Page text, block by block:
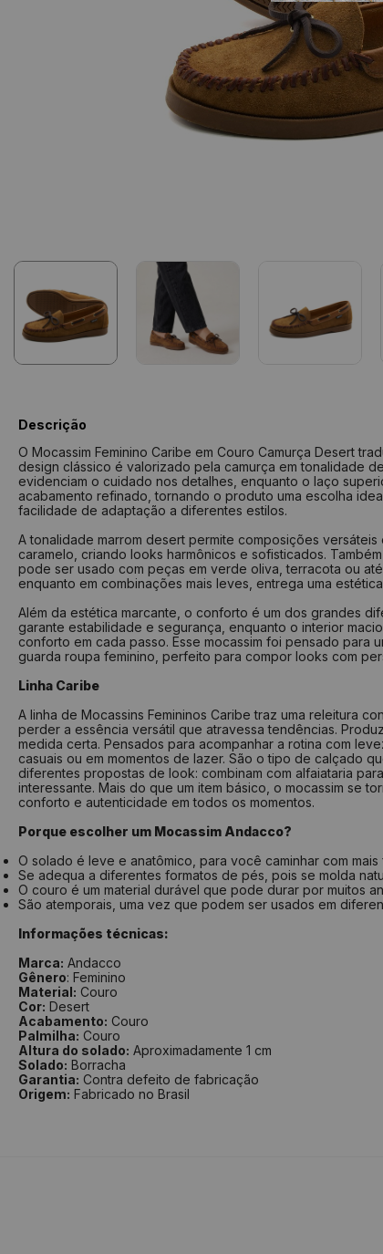
Descrição
O Mocassim Feminino Caribe em Couro Camurça Desert
design clássico é valorizado pela camurça em tonalidade
evidenciam o cuidado nos detalhes, enquanto o laço
acabamento refinado, tornando o produto uma escolha
facilidade de adaptação a diferentes estilos.
A tonalidade marrom desert permite composições
caramelo, criando looks harmônicos e sofisticados.
pode ser usado com peças em verde oliva, terracota ou
enquanto em combinações mais leves, entrega uma
Além da estética marcante, o conforto é um dos grandes
garante estabilidade e segurança, enquanto o interior
conforto em cada passo. Esse mocassim foi pensado
guarda roupa feminino, perfeito para compor looks com
Linha Caribe
A linha de Mocassins Femininos Caribe traz uma releitura
perder a essência versátil que atravessa tendências.
medida certa. Pensados para acompanhar a rotina com
casuais ou em momentos de lazer. São o tipo de calçado
diferentes propostas de look: combinam com alfaiataria
interessante. Mais do que um item básico, o mocassim se
conforto e autenticidade em todos os momentos.
Porque escolher um Mocassim Andacco?
O solado é leve e anatômico, para você caminhar com
Se adequa a diferentes formatos de pés, pois se molda
O couro é um material durável que pode durar por muitos
São atemporais, uma vez que podem ser usados em
Informações técnicas:
Marca: Andacco
Gênero: Feminino
Material: Couro
Cor: Desert
Acabamento: Couro
Palmilha: Couro
Altura do solado: Aproximadamente 1 cm
Solado: Borracha
Garantia: Contra defeito de fabricação
Origem: Fabricado no Brasil